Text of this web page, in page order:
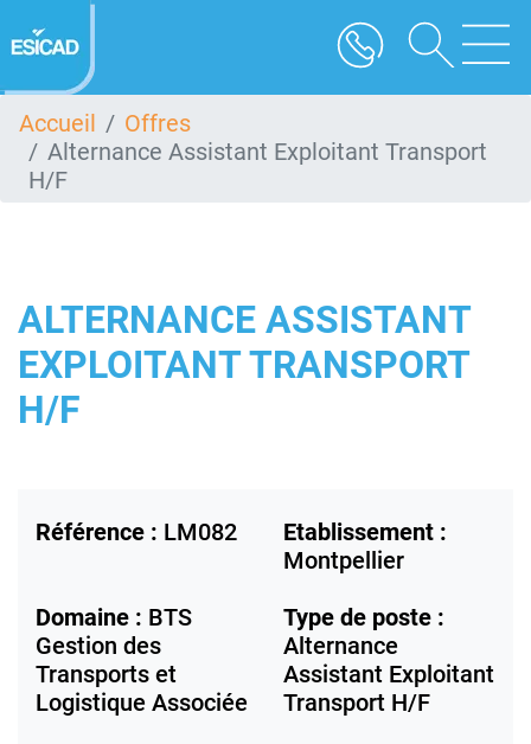
au
contenu
Accueil
Offres
Alternance Assistant Exploitant Transport
H/F
ALTERNANCE ASSISTANT
EXPLOITANT TRANSPORT
H/F
Référence : LM082
Etablissement :
Montpellier
Domaine : BTS
Gestion des
Transports et
Logistique Associée
Type de poste :
Alternance
Assistant Exploitant
Transport H/F